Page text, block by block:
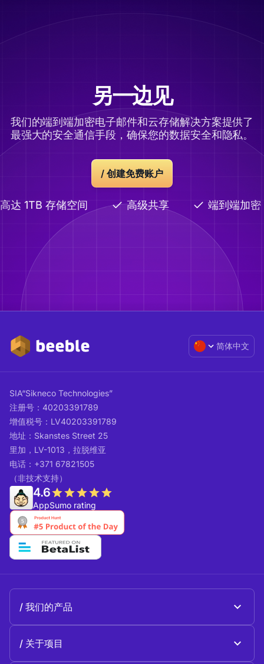
另一边见
我们的端到端加密电子邮件和云存储解决方案提供了
最强大的安全通信手段，确保您的数据安全和隐私。
/ 创建免费账户
达 1TB 存储空间 高级共享 端到端加密
简体中文
SIA“Sikneco Technologies”
注册号：40203391789
增值税号：LV40203391789
地址：Skanstes Street 25
里加，LV-1013，拉脱维亚
电话：+371 67821505
（非技术支持）
4.6
AppSumo rating
我们的产品
关于项目